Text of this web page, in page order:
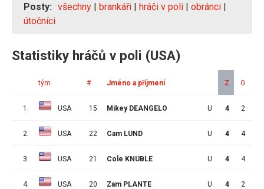
Posty: všechny | brankáři | hráči v poli | obránci |
útočníci
Statistiky hráčů v poli (USA)
tým # Jméno a příjmení Z G
1. USA 15 Mikey DEANGELO U 4 2
2. USA 22 Cam LUND U 4 4
3. USA 21 Cole KNUBLE U 4 4
4. USA 20 Zam PLANTE U 4 2